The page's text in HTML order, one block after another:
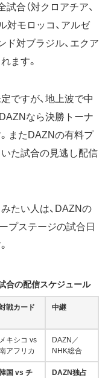
合（対クロアチア、
対モロッコ、アルゼ
ド対ブラジル、エクア
ます。
ですが、地上波で中
なら決勝トーナ
またDAZNの有料プ
た試合の見逃し配信
たい人は、DAZNの
プステージの試合日
合の配信スケジュール
戦カード 中継
メキシコ vs
アフリカ
DAZN／
NHK総合
国 vs チ
DAZN独占